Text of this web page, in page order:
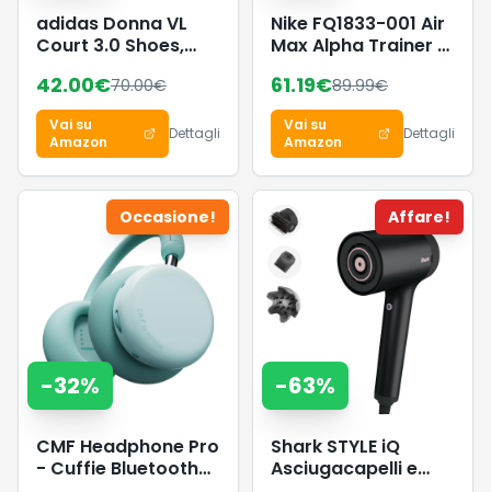
adidas Donna VL
Court 3.0 Shoes,
White/Gum 3, 44 EU
42.00€70.00€
Vai su
Amazon
Dettagli
Nike FQ1833-001 Air
Max Alpha Trainer 6
Black EU 40.5
61.19€89.99€
Vai su
Amazon
Dettagli
Occasione!
-32%
CMF Headphone Pro
- Cuffie Bluetooth
Affare!
-63%
Shark STYLE iQ
Asciugacapelli e